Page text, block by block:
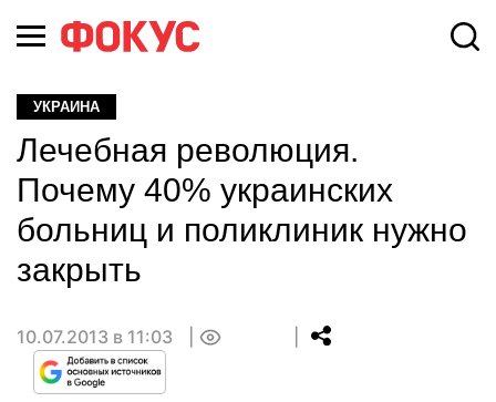
УКРАИНА
Лечебная революция.
Почему 40% украинских
больниц и поликлиник нужно
закрыть
10.07.2013 в 11:03